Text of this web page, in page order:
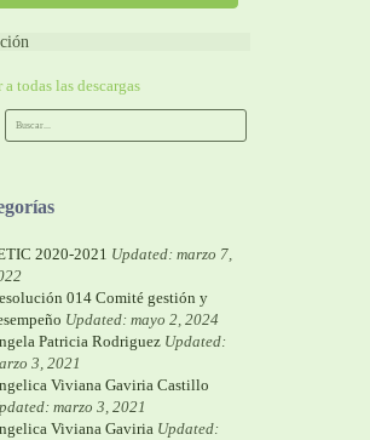
a todas las descargas
2020-2021 Updated: marzo 7,
014 Comité gestión y
Updated: mayo 2, 2024
Patricia Rodriguez Updated:
3, 2021
Viviana Gaviria Castillo
marzo 3, 2021
Viviana Gaviria Updated: